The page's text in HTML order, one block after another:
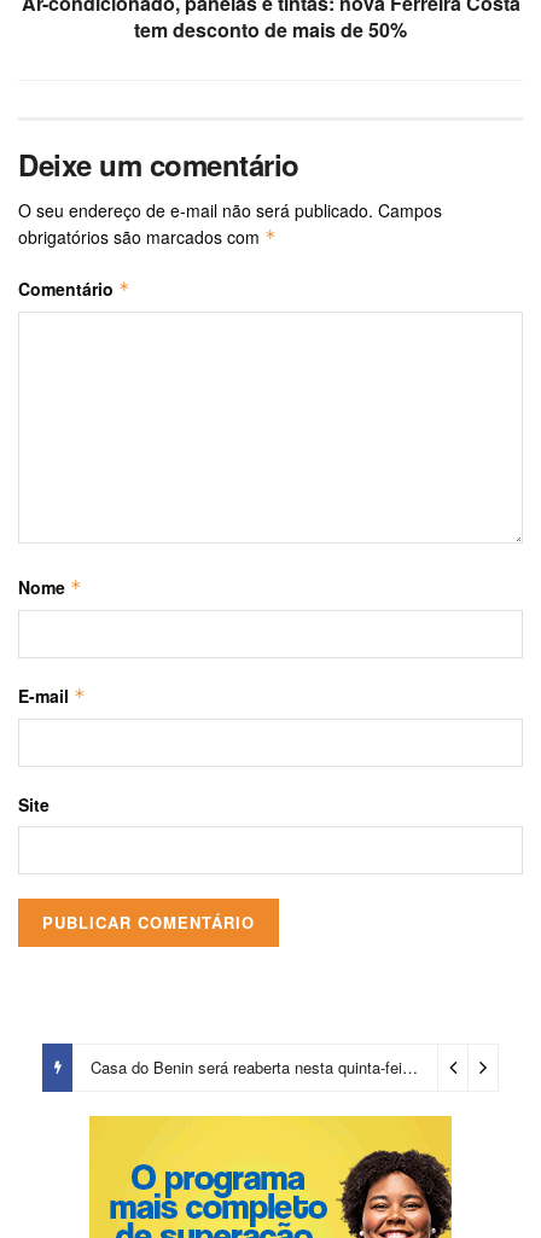
tem desconto de mais de 50%
Deixe um comentário
O seu endereço de e-mail não será publicado. Campos
obrigatórios são marcados com *
Comentário *
Nome *
E-mail *
Site
Casa do Benin será reaberta nesta quinta-feira (6) 4 dias ago